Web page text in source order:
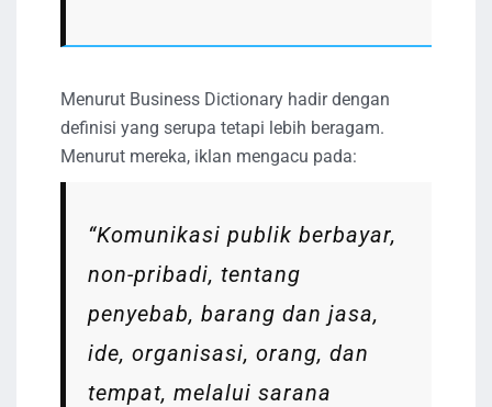
Menurut Business Dictionary hadir dengan
definisi yang serupa tetapi lebih beragam.
Menurut mereka, iklan mengacu pada:
“Komunikasi publik berbayar,
non-pribadi, tentang
penyebab, barang dan jasa,
ide, organisasi, orang, dan
tempat, melalui sarana